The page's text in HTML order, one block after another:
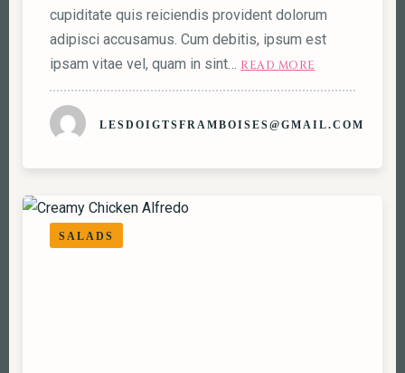
cupiditate quis reiciendis provident dolorum
adipisci accusamus. Cum debitis, ipsum est
ipsam vitae vel, quam in sint…
READ MORE
LESDOIGTSFRAMBOISES@GMAIL.COM
SALADS